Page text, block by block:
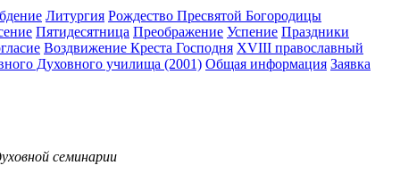
Литургия Рождество Пресвятой Богородицы
Пятидесятница Преображение Успение Праздники
Воздвижение Креста Господня XVIII православный
Духовного училища (2001) Общая информация Заявка
семинарии